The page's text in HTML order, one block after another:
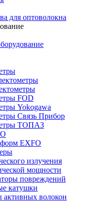
для оптоволокна
FOD
Yokogawa
Связь Прибор
ТОПАЗ
EXFO
излучения
мощности
повреждений
катушки
волокон